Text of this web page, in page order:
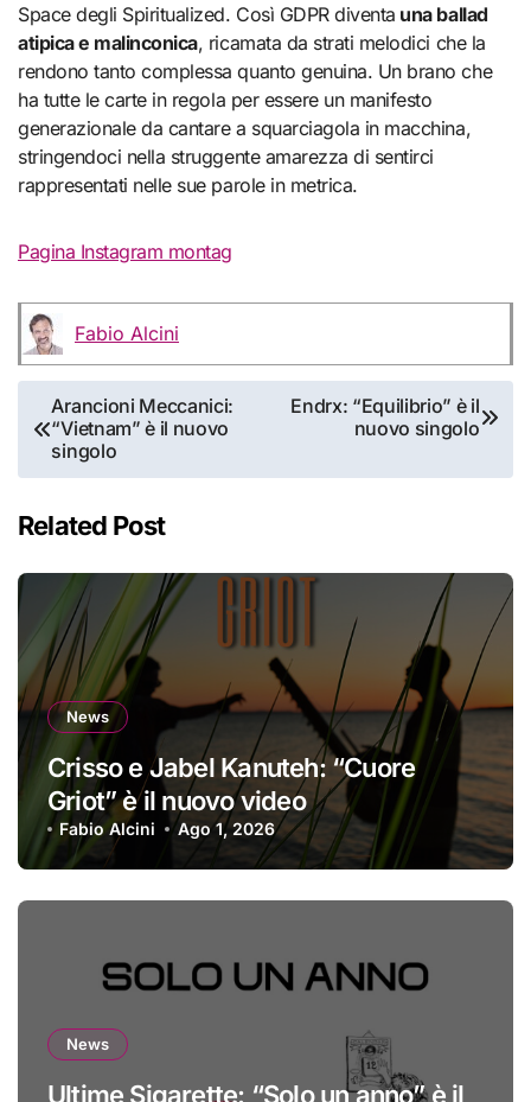
Space degli Spiritualized. Così GDPR diventa una ballad
atipica e malinconica, ricamata da strati melodici che la
rendono tanto complessa quanto genuina. Un brano che
ha tutte le carte in regola per essere un manifesto
generazionale da cantare a squarciagola in macchina,
stringendoci nella struggente amarezza di sentirci
rappresentati nelle sue parole in metrica.
Pagina Instagram montag
Fabio Alcini
Navigazione
articoli
Arancioni Meccanici:
“Vietnam” è il nuovo
singolo
Endrx: “Equilibrio” è il
nuovo singolo
Related Post
News
Crisso e Jabel Kanuteh: “Cuore
Griot” è il nuovo video
Fabio Alcini Ago 1, 2026
News
Ultime Sigarette: “Solo un anno” è il